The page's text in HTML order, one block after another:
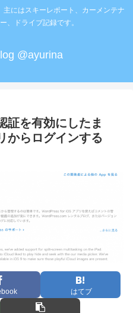
にはスキーレポート、カーメンテナ
、ドライブ記録です。
@ayurina
証を有効にしたま
からログインする
はてブ